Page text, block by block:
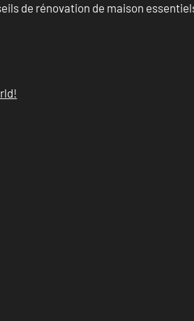
de rénovation de maison